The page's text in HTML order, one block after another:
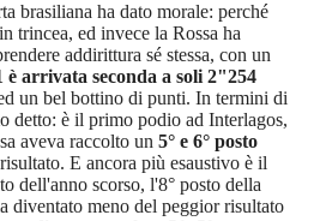
brasiliana ha dato morale: perché
trincea, ed invece la Rossa ha
addirittura sé stessa, con un
è arrivata seconda a soli 2"254
un bel bottino di punti. In termini di
detto: è il primo podio ad Interlagos,
aveva raccolto un 5° e 6° posto
E ancora più esaustivo è il
dell'anno scorso, l'8° posto della
diventato meno del peggior risultato